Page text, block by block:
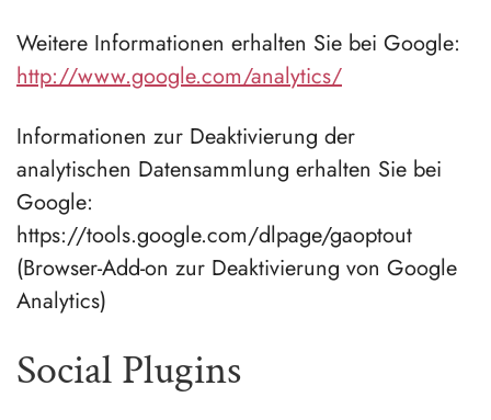
Weitere Informationen erhalten Sie bei Google:
http://www.google.com/analytics/
Informationen zur Deaktivierung der
analytischen Datensammlung erhalten Sie bei
Google:
https://tools.google.com/dlpage/gaoptout
(Browser-Add-on zur Deaktivierung von Google
Analytics)
Social Plugins